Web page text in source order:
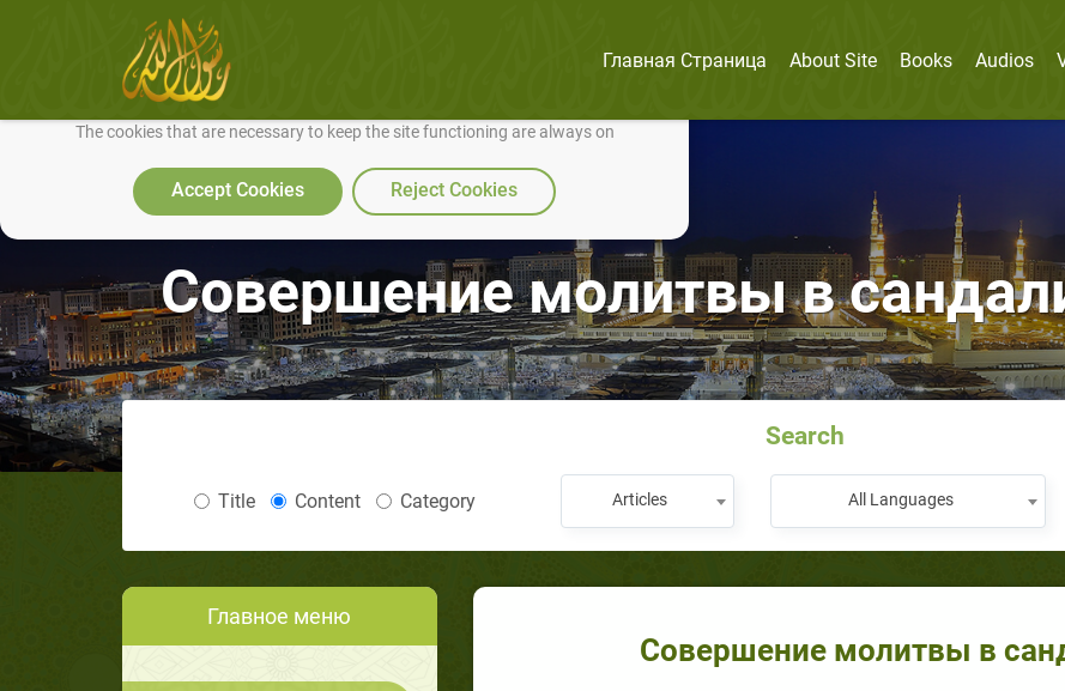
We use cookies to make our site work well for you and so we can continually improve it.
The cookies that are necessary to keep the site functioning are always on
Accept Cookies Reject Cookies
Главная Страница About Site Books Audios
Совершение молитвы в
Search
Title Content Category Articles All Languages
Главное меню
Совершение молитвы в